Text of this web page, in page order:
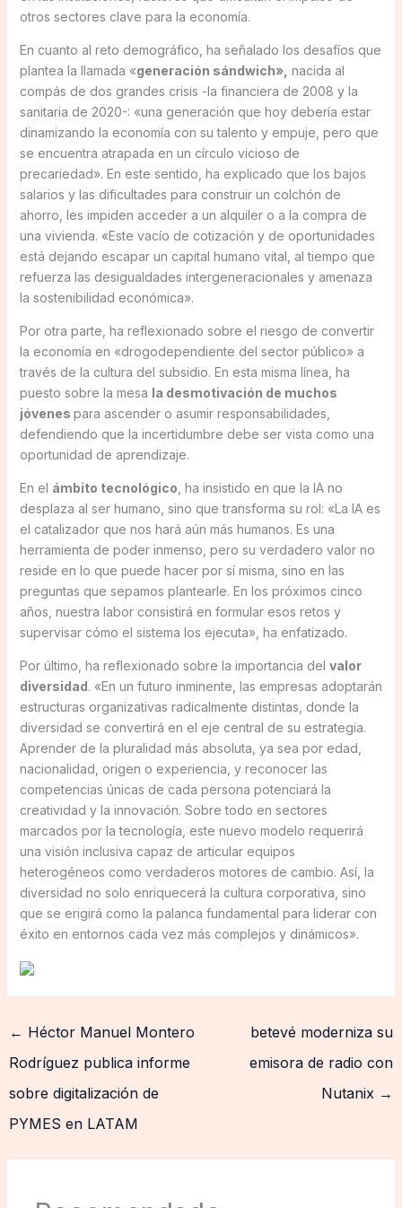
otros sectores clave para la economía.
En cuanto al reto demográfico, ha señalado los desafíos que
plantea la llamada «generación sándwich», nacida al
compás de dos grandes crisis -la financiera de 2008 y la
sanitaria de 2020-: «una generación que hoy debería estar
dinamizando la economía con su talento y empuje, pero que
se encuentra atrapada en un círculo vicioso de
precariedad». En este sentido, ha explicado que los bajos
salarios y las dificultades para construir un colchón de
ahorro, les impiden acceder a un alquiler o a la compra de
una vivienda. «Este vacío de cotización y de oportunidades
está dejando escapar un capital humano vital, al tiempo que
refuerza las desigualdades intergeneracionales y amenaza
la sostenibilidad económica».
Por otra parte, ha reflexionado sobre el riesgo de convertir
la economía en «drogodependiente del sector público» a
través de la cultura del subsidio. En esta misma línea, ha
puesto sobre la mesa la desmotivación de muchos
jóvenes para ascender o asumir responsabilidades,
defendiendo que la incertidumbre debe ser vista como una
oportunidad de aprendizaje.
En el ámbito tecnológico , ha insistido en que la IA no
desplaza al ser humano, sino que transforma su rol: «La IA es
el catalizador que nos hará aún más humanos. Es una
herramienta de poder inmenso, pero su verdadero valor no
reside en lo que puede hacer por sí misma, sino en las
preguntas que sepamos plantearle. En los próximos cinco
años, nuestra labor consistirá en formular esos retos y
supervisar cómo el sistema los ejecuta», ha enfatizado.
Por último, ha reflexionado sobre la importancia del valor
diversidad. «En un futuro inminente, las empresas adoptarán
estructuras organizativas radicalmente distintas, donde la
diversidad se convertirá en el eje central de su estrategia.
Aprender de la pluralidad más absoluta, ya sea por edad,
nacionalidad, origen o experiencia, y reconocer las
competencias únicas de cada persona potenciará la
creatividad y la innovación. Sobre todo en sectores
marcados por la tecnología, este nuevo modelo requerirá
una visión inclusiva capaz de articular equipos
heterogéneos como verdaderos motores de cambio. Así, la
diversidad no solo enriquecerá la cultura corporativa, sino
que se erigirá como la palanca fundamental para liderar con
éxito en entornos cada vez más complejos y dinámicos».
← Héctor Manuel Montero
Rodríguez publica informe
sobre digitalización de
PYMES en LATAM
betevé moderniza su
emisora de radio con
Nutanix →